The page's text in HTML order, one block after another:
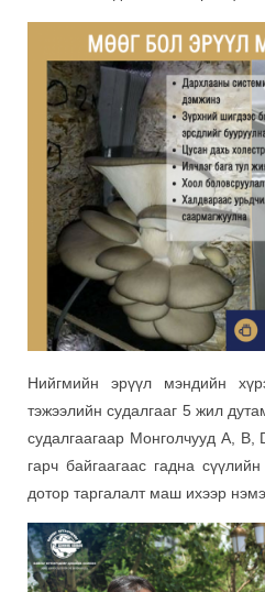
Нийгмийн эрүүл мэндийн
тэжээлийн судалгааг 5 жил
судалгаагаар Монголчууд A, B,
гарч байгаагаас гадна
дотор таргалалт маш ихээр